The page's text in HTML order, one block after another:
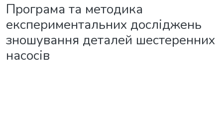
Програма та методика
експериментальних досліджень
зношування деталей шестеренних
насосів